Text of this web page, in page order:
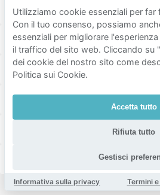
Rotterdam Centraal Hilton
Oude Luxor Theater
Stationsplein
Rodizio Rotterdam Brazilian Grill
Rivièrahal
Miniworld Rotterdam
Utilizziamo cookie essenziali per far
Con il tuo consenso, possiamo
essenziali per migliorare
il traffico del sito web. Cliccando su
dei cookie del nostro sito come
Politica sui Cookie.
Accetta tutto
Rifiuta tutto
Gestisci
Informativa sulla privacy Termini